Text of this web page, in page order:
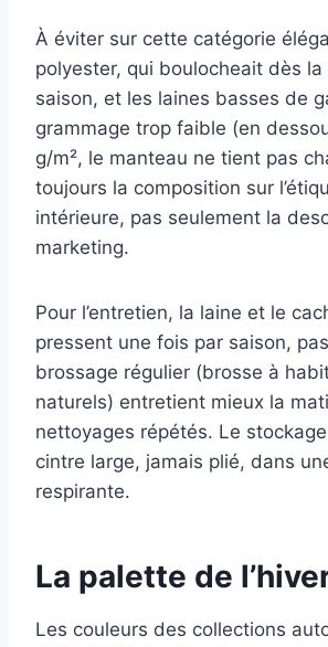
À éviter sur cette catégorie
polyester, qui boulocheait dès la
saison, et les laines basses de
grammage trop faible (en
g/m², le manteau ne tient pas
toujours la composition sur
intérieure, pas seulement la
marketing.
Pour l’entretien, la laine et le
pressent une fois par saison,
brossage régulier (brosse à
naturels) entretient mieux la
nettoyages répétés. Le
cintre large, jamais plié, dans
respirante.
La palette de
Les couleurs des collections